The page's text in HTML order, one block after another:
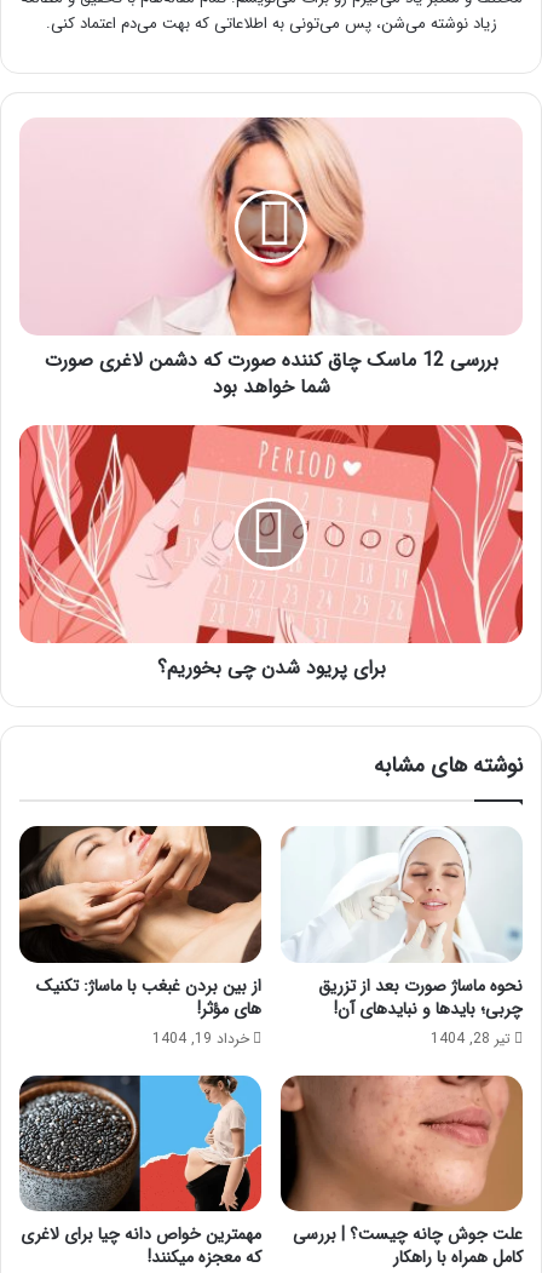
زیاد نوشته می‌شن، پس می‌تونی به اطلاعاتی که بهت می‌دم اعتماد کنی.
بررسی
لاغری
صورت
بود
بررسی 12 ماسک چاق کننده صورت که دشمن لاغری صورت
شما خواهد بود
برای
پریود
شدن
چی
بخوریم؟
برای پریود شدن چی بخوریم؟
نوشته های مشابه
نحوه ماساژ صورت بعد از تزریق
چربی؛ بایدها و نبایدهای آن!
تیر 28, 1404
از بین بردن غبغب با ماساژ: تکنیک
های مؤثر!
خرداد 19, 1404
علت جوش چانه چیست؟ | بررسی
کامل همراه با راهکار
مهمترین خواص دانه چیا برای لاغری
که معجزه میکنند!